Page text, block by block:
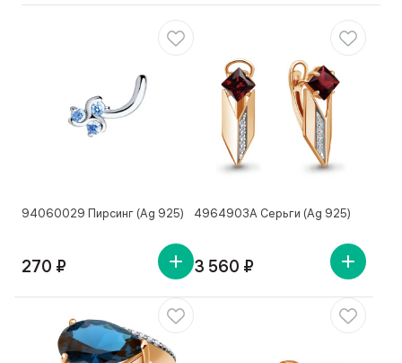
94060029 Пирсинг (Ag 925)
270 ₽
4964903А Серьги (Ag 925)
3 560 ₽